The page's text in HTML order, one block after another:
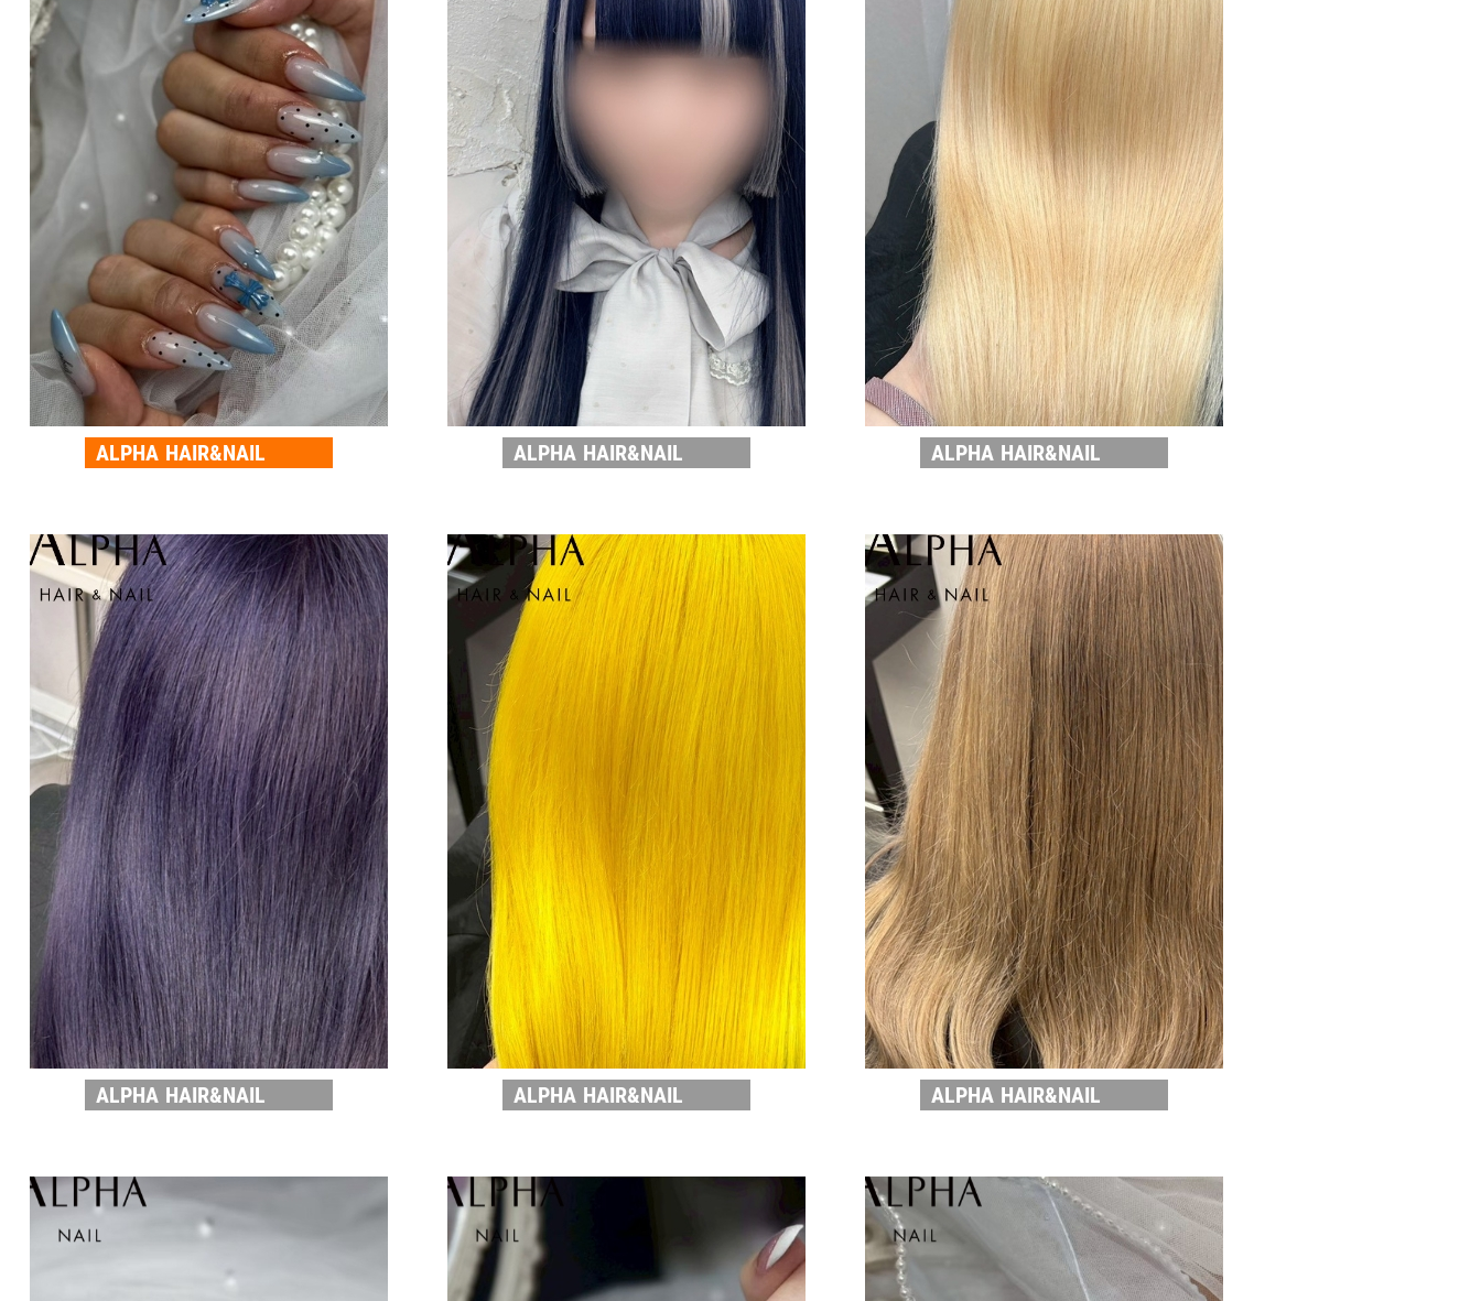
ALPHA HAIR&NAIL ALPHA HAIR&NAIL ALPHA HAIR&NAIL
ALPHA HAIR&NAIL ALPHA HAIR&NAIL ALPHA HAIR&NAIL